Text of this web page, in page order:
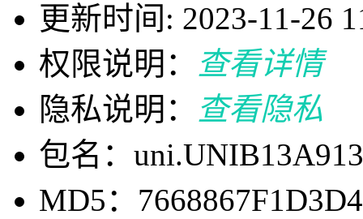
更新时间: 2023-11-26
权限说明：
查看详情
隐私说明：
查看隐私
包名：uni.UNIB13A913
MD5：